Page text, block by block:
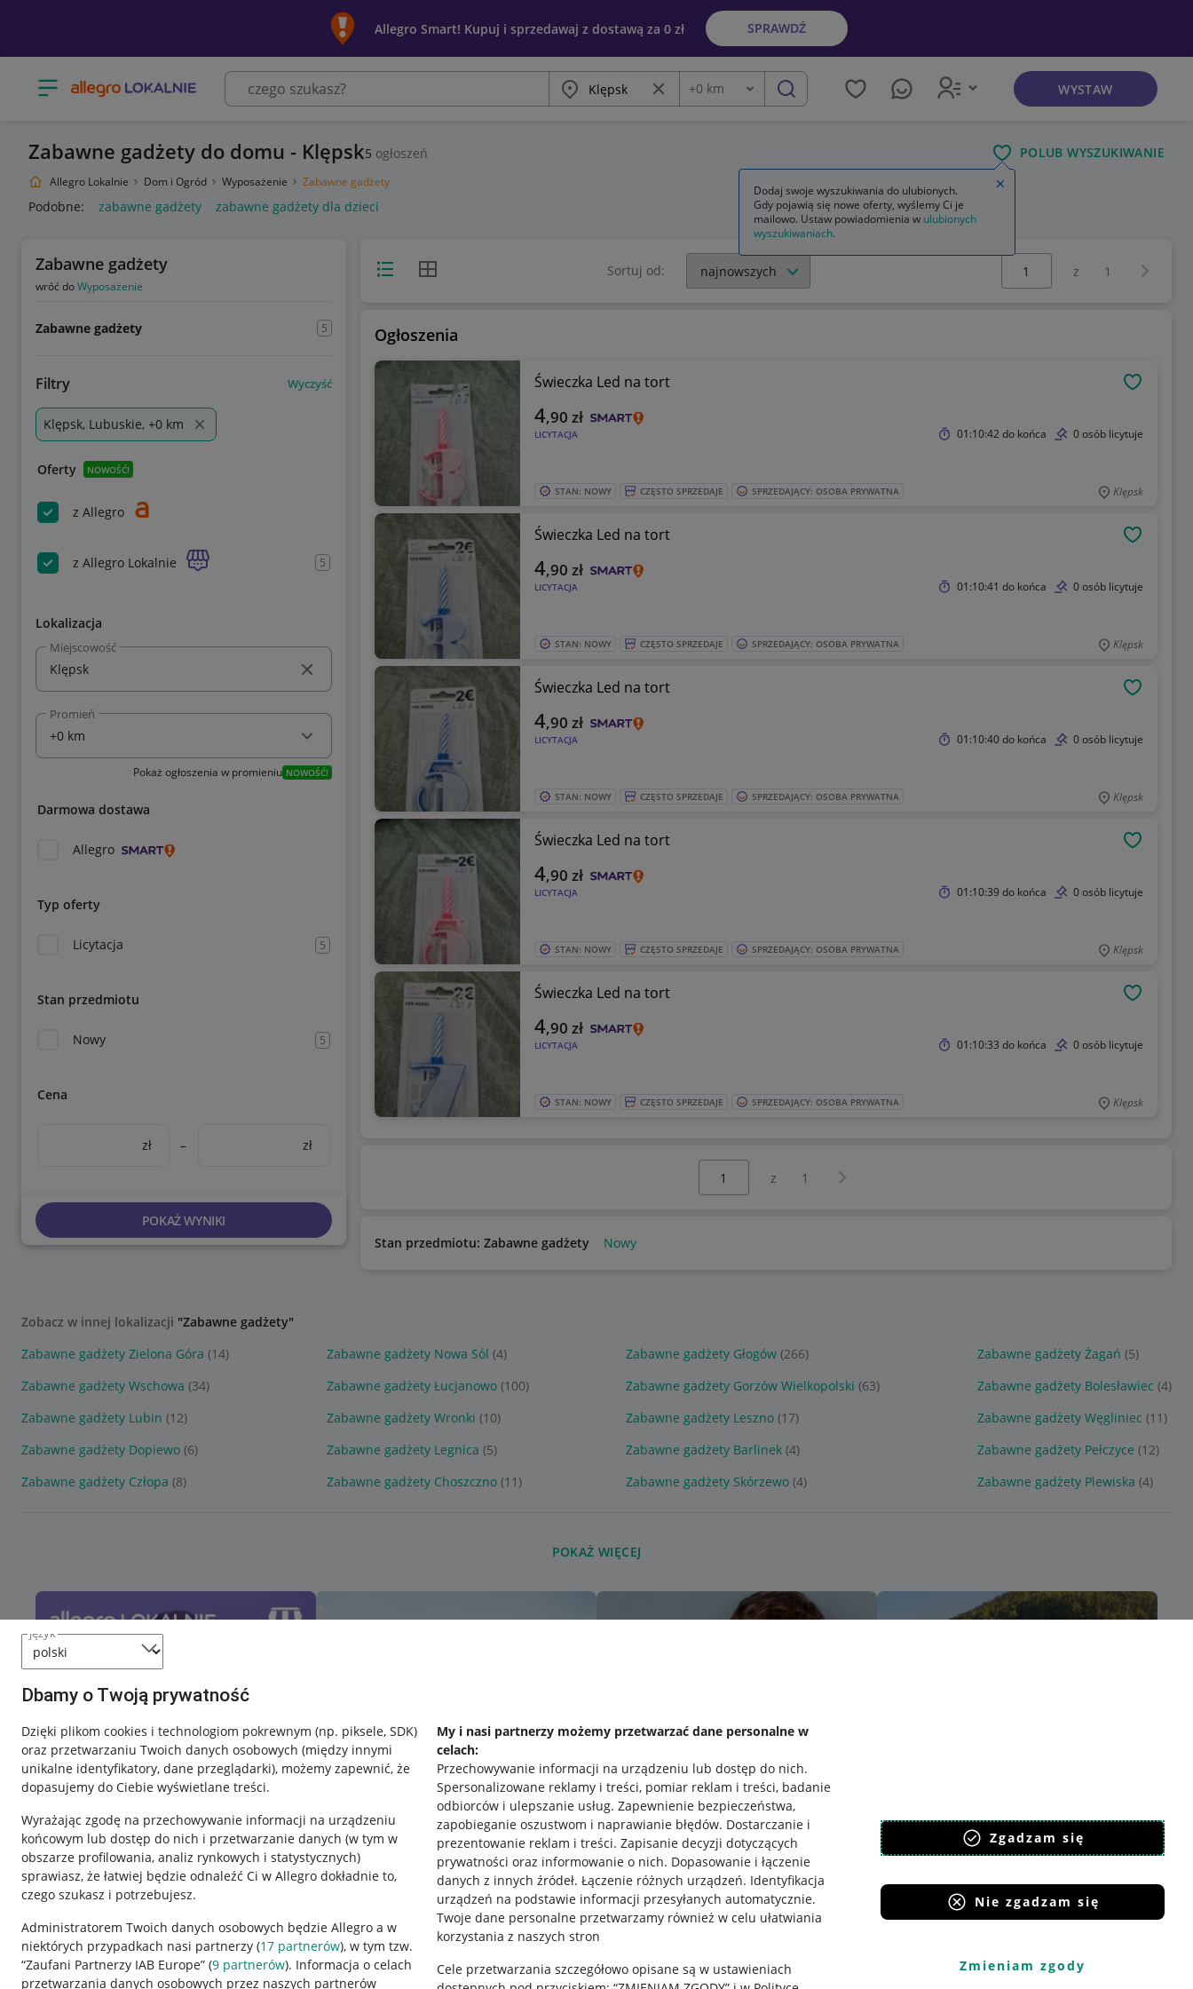
język
Dbamy o Twoją prywatność
Dzięki plikom cookies i technologiom pokrewnym (np. piksele, SDK)
oraz przetwarzaniu Twoich danych osobowych (między innymi
unikalne identyfikatory, dane przeglądarki), możemy zapewnić, że
dopasujemy do Ciebie wyświetlane treści.
Wyrażając zgodę na przechowywanie informacji na urządzeniu
końcowym lub dostęp do nich i przetwarzanie danych (w tym w
obszarze profilowania, analiz rynkowych i statystycznych)
sprawiasz, że łatwiej będzie odnaleźć Ci w Allegro dokładnie to,
czego szukasz i potrzebujesz.
Administratorem Twoich danych osobowych będzie Allegro a w
niektórych przypadkach nasi partnerzy (17 partnerów), w tym tzw.
“Zaufani Partnerzy IAB Europe” (9 partnerów). Informacja o celach
przetwarzania danych osobowych przez naszych partnerów
My i nasi partnerzy możemy przetwarzać dane personalne w
celach:
Przechowywanie informacji na urządzeniu lub dostęp do nich.
Spersonalizowane reklamy i treści, pomiar reklam i treści, badanie
odbiorców i ulepszanie usług. Zapewnienie bezpieczeństwa,
zapobieganie oszustwom i naprawianie błędów. Dostarczanie i
prezentowanie reklam i treści. Zapisanie decyzji dotyczących
prywatności oraz informowanie o nich. Dopasowanie i łączenie
danych z innych źródeł. Łączenie różnych urządzeń. Identyfikacja
urządzeń na podstawie informacji przesyłanych automatycznie.
Twoje dane personalne przetwarzamy również w celu ułatwiania
korzystania z naszych stron
Cele przetwarzania szczegółowo opisane są w ustawieniach
Zgadzam się
Nie zgadzam się
Zmieniam zgody
Allegro Smart! Kupuj i sprzedawaj z dostawą za 0 zł SPRAWDŹ
Otwórz menu z kategoriami Miasto Wyczyść frazę
Odległość
+0 km szukaj WYSTAW
Zabawne gadżety do domu - Klępsk5 ogłoszeń POLUB WYSZUKIWANIE
Allegro Lokalnie Dom i Ogród Wyposażenie Zabawne gadżety
Podobne: zabawne gadżety zabawne gadżety dla dzieci
Zabawne gadżety
wróć doWyposażenie
Zabawne gadżety 5
Filtry Wyczyść
Klępsk, Lubuskie, +0 km
Oferty NOWOŚĆ!
z Allegro
z Allegro Lokalnie 5
Lokalizacja
Miejscowość
Promień
Pokaż ogłoszenia w promieniu NOWOŚĆ!
Darmowa dostawa
Allegro
Typ oferty
Licytacja 5
Stan przedmiotu
Nowy 5
Cena
zł – zł
POKAŻ WYNIKI
Widok listyWidok siatki Sortuj od:
Wybierz stronę:
z 1
Ogłoszenia
Świeczka Led na tort
LICYTACJA
4,90 zł
01:10:42 do końca 0 osób licytuje
STAN: NOWY CZĘSTO SPRZEDAJE SPRZEDAJĄCY: OSOBA PRYWATNA Klępsk
Świeczka Led na tort
LICYTACJA
4,90 zł
01:10:41 do końca 0 osób licytuje
STAN: NOWY CZĘSTO SPRZEDAJE SPRZEDAJĄCY: OSOBA PRYWATNA Klępsk
Świeczka Led na tort
LICYTACJA
4,90 zł
01:10:40do końca 0 osób licytuje
STAN: NOWY CZĘSTO SPRZEDAJE SPRZEDAJĄCY: OSOBA PRYWATNA Klępsk
Świeczka Led na tort
LICYTACJA
4,90 zł
01:10:39 do końca 0 osób licytuje
STAN: NOWY CZĘSTO SPRZEDAJE SPRZEDAJĄCY: OSOBA PRYWATNA Klępsk
Świeczka Led na tort
LICYTACJA
4,90 zł
01:10:33 do końca 0 osób licytuje
STAN: NOWY CZĘSTO SPRZEDAJE SPRZEDAJĄCY: OSOBA PRYWATNA Klępsk
z 1 Następna strona
Stan przedmiotu: Zabawne gadżety Nowy
Zobacz w innej lokalizacji "Zabawne gadżety"
Zabawne gadżety Zielona Góra (14) Zabawne gadżety Nowa Sól (4) Zabawne gadżety Głogów (266) Zabawne gadżety Żagań (5)
Zabawne gadżety Wschowa (34) Zabawne gadżety Łucjanowo (100) Zabawne gadżety Gorzów Wielkopolski (63) Zabawne gadżety Bolesławiec (4)
Zabawne gadżety Lubin (12) Zabawne gadżety Wronki (10) Zabawne gadżety Leszno (17) Zabawne gadżety Węgliniec (11)
Zabawne gadżety Dopiewo (6) Zabawne gadżety Legnica (5) Zabawne gadżety Barlinek (4) Zabawne gadżety Pełczyce (12)
Zabawne gadżety Człopa (8) Zabawne gadżety Choszczno (11) Zabawne gadżety Skórzewo (4) Zabawne gadżety Plewiska (4)
POKAŻ WIĘCEJ
Przydatne informacje
Jak to działa
Napisz do nas
Regulamin
Polityka plików "cookies"
Pobierz aplikację
Dodaj swoje wyszukiwania do ulubionych.
Gdy pojawią się nowe oferty, wyślemy Ci je
mailowo. Ustaw powiadomienia w ulubionych
wyszukiwaniach.
Zamknij wskazówkę